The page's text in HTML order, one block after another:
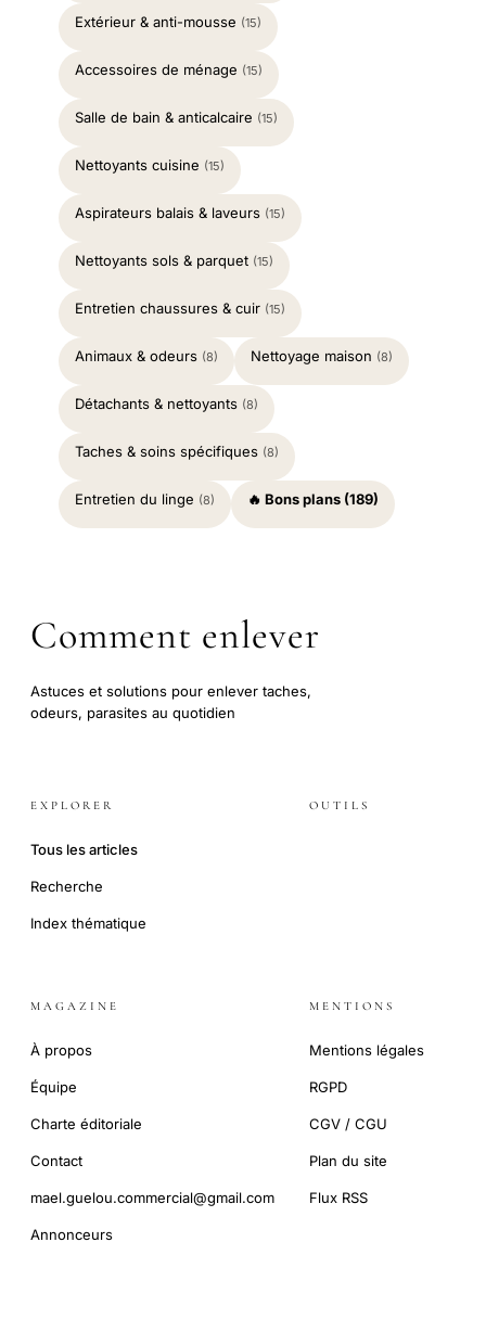
Extérieur & anti-mousse (15)
Accessoires de ménage (15)
Salle de bain & anticalcaire (15)
Nettoyants cuisine (15)
Aspirateurs balais & laveurs (15)
Nettoyants sols & parquet (15)
Entretien chaussures & cuir (15)
Animaux & odeurs (8) Nettoyage maison (8)
Détachants & nettoyants (8)
Taches & soins spécifiques (8)
Entretien du linge (8) 🔥 Bons plans (189)
Comment enlever
Astuces et solutions pour enlever taches,
odeurs, parasites au quotidien
EXPLORER
Tous les articles
Recherche
Index thématique
OUTILS
MAGAZINE
À propos
Équipe
Charte éditoriale
Contact
mael.guelou.commercial@gmail.com
Annonceurs
MENTIONS
Mentions légales
RGPD
CGV / CGU
Plan du site
Flux RSS